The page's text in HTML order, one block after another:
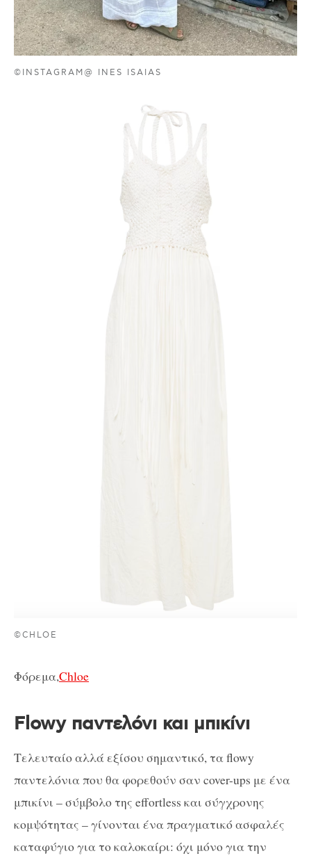
©INSTAGRAM@ INES ISAIAS
©CHLOE
Φόρεμα,Chloe
Flowy παντελόνι και μπικίνι
Τελευταίο αλλά εξίσου σημαντικό, τα flowy
παντελόνια που θα φορεθούν σαν cover-ups με ένα
μπικίνι – σύμβολο της effortless και σύγχρονης
κομψότητας – γίνονται ένα πραγματικό ασφαλές
καταφύγιο για το καλοκαίρι: όχι μόνο για την